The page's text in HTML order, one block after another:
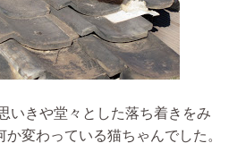
いきや堂々とした落ち着きをみ
変わっている猫ちゃんでした。